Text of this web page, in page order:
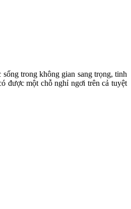
trong không gian sang trọng, tinh
được một chỗ nghỉ ngơi trên cả tuyệt